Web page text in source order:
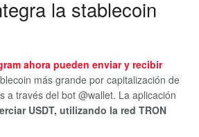
la stablecoin
ahora pueden enviar y recibir
más grande por capitalización de
a través del bot @wallet. La aplicación
USDT, utilizando la red TRON